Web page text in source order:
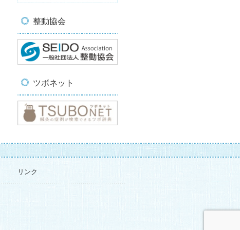
整動協会
ツボネット
リンク